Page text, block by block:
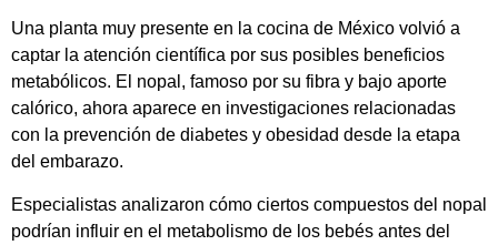
Una planta muy presente en la cocina de México volvió a
captar la atención científica por sus posibles beneficios
metabólicos. El nopal, famoso por su fibra y bajo aporte
calórico, ahora aparece en investigaciones relacionadas
con la prevención de diabetes y obesidad desde la etapa
del embarazo.
Especialistas analizaron cómo ciertos compuestos del nopal
podrían influir en el metabolismo de los bebés antes del